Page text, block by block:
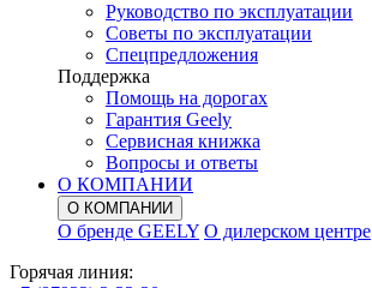
Руководство по эксплуатации
Советы по эксплуатации
Спецпредложения
Поддержка
Помощь на дорогах
Гарантия Geely
Сервисная книжка
Вопросы и ответы
О КОМПАНИИ
О КОМПАНИИ
О бренде GEELY О дилерском центре
Горячая линия: